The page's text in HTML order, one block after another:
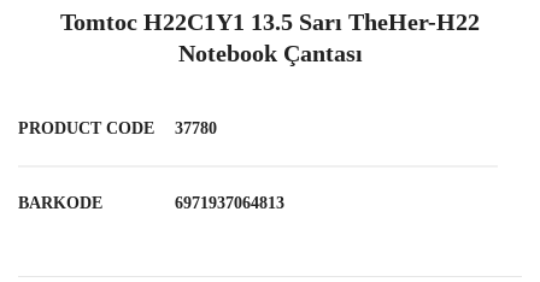
Tomtoc H22C1Y1 13.5 Sarı TheHer-H22
Notebook Çantası
PRODUCT CODE 37780
BARKODE 6971937064813